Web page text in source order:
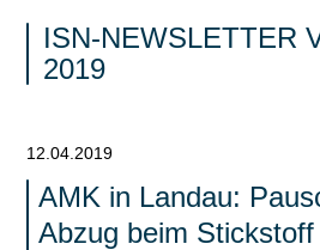
ISN-NEWSLETTER
2019
12.04.2019
AMK in Landau:
Abzug beim